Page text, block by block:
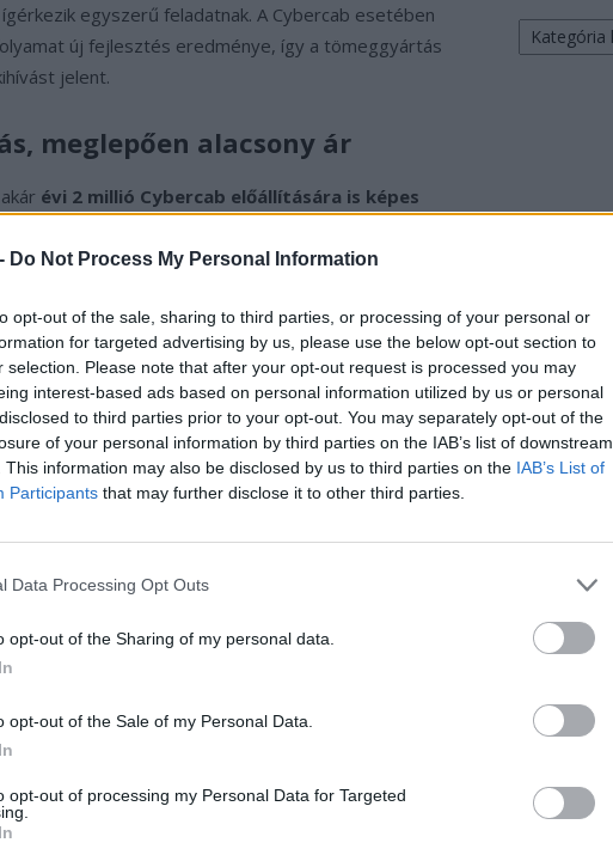
Do Not Process My Personal Information
opt-out of the sale, sharing to third parties, or processing of your personal or
for targeted advertising by us, please use the below opt-out section to
selection. Please note that after your opt-out request is processed you may
interest-based ads based on personal information utilized by us or personal
to third parties prior to your opt-out. You may separately opt-out of the
of your personal information by third parties on the IAB’s list of downstream
This information may also be disclosed by us to third parties on the IAB’s List of
Participants that may further disclose it to other third parties.
Data Processing Opt Outs
opt-out of the Sharing of my personal data.
opt-out of the Sale of my Personal Data.
opt-out of processing my Personal Data for Targeted
egyszerű feladatnak. A Cybercab esetében
új fejlesztés eredménye, így a tömeggyártás
jelent.
meglepően alacsony ár
évi 2 millió Cybercab előállítására is képes
hogy a Tesla hosszú távon globális léptékű
akár 30 ezer dollár alatt maradhat, ami
felel meg. Fontos azonban kiemelni, hogy a
hanem robotaxi-flották alapjaként képzelik el.
lehet az autonóm közlekedés történetében. Bár
megkezdése azt jelzi, hogy a vállalat
rövid távú piaci bevezetésével.
években alapjaiban változhat meg a városi
a szabályozási környezet is nyitott az emberi sofőr
további tartalmakért!
Keresés
autómárka